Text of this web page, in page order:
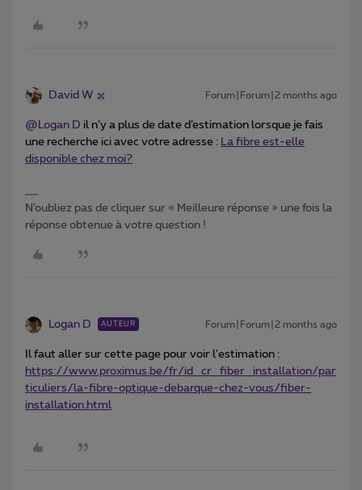
David W Forum|Forum|2 months ago
@Logan D il n’y a plus de date d’estimation lorsque je fais
une recherche ici avec votre adresse : La fibre est-elle
disponible chez moi?
N’oubliez pas de cliquer sur « Meilleure réponse » une fois la
réponse obtenue à votre question !
Logan D AUTEUR Forum|Forum|2 months ago
Il faut aller sur cette page pour voir l'estimation :
https://www.proximus.be/fr/id_cr_fiber_installation/par
ticuliers/la-fibre-optique-debarque-chez-vous/fiber-
installation.html